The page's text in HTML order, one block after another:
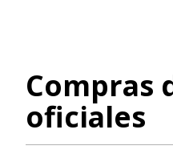
Compras
oficiales